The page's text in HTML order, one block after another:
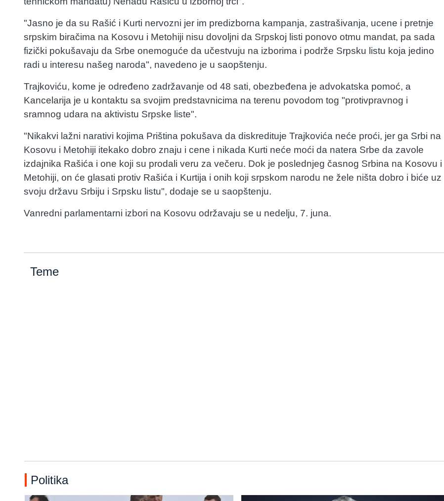
"Jasno je da su Rašić i Kurti nervozni jer im predizborna kampanja, zastrašivanja, ucene i pretnje
srpskim biračima na Kosovu i Metohiji nisu dovoljni da Srpskoj listi ponovo otmu mandat, pa sada
fizički pokušavaju da Srbe onemoguće da učestvuju na izborima i podrže Srpsku listu koja jedino
radi u interesu našeg naroda", navedeno je u saopštenju.
Trajkoviću, kome je određeno zadržavanje od 48 sati, obezbeđena je advokatska pomoć, a
Kancelarija je u kontaktu sa svojim predstavnicima na terenu povodom tog "protivpravnog i
sramnog udara na aktivistu Srpske liste".
"Nikakvi lažni narativi kojima Priština pokušava da diskredituje Trajkovića neće proći, jer ga Srbi na
Kosovu i Metohiji itekako dobro znaju i cene i nikada Kurti neće moći da natera Srbe da zavole
izdajnika Rašića i one koji su prodali veru za večeru. Dok je poslednjeg časnog Srbina na Kosovu i
Metohiji, on će glasati protiv Rašića i Kurtija i onih koji srpskom narodu ne žele ništa dobro i biće uz
svoju državu Srbiju i Srpsku listu", dodaje se u saopštenju.
Vanredni parlamentarni izbori na Kosovu održavaju se u nedelju, 7. juna.
Teme
Politika